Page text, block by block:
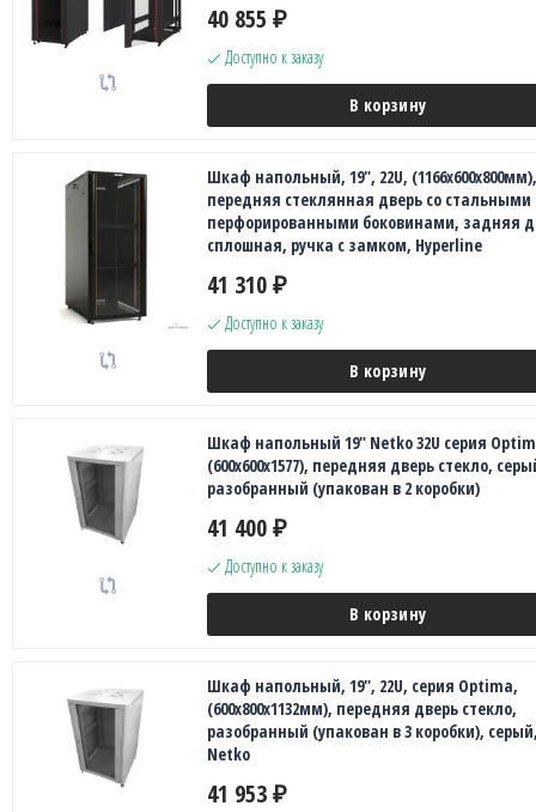
40 855 ₽
Доступно к заказу
В корзину
Шкаф напольный, 19", 22U, (1166x600х800мм),
передняя стеклянная дверь со стальными
перфорированными боковинами, задняя
сплошная, ручка с замком, Hyperline
41 310 ₽
Доступно к заказу
В корзину
Шкаф напольный 19" Netko 32U серия
(600х600х1577), передняя дверь стекло,
разобранный (упакован в 2 коробки)
41 400 ₽
Доступно к заказу
В корзину
Шкаф напольный, 19", 22U, серия Optima,
(600х800х1132мм), передняя дверь стекло,
разобранный (упакован в 3 коробки),
Netko
41 953 ₽